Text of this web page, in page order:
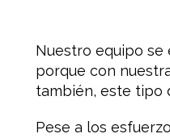
Nuestro equipo se
porque con
también, este tipo
Pese a los